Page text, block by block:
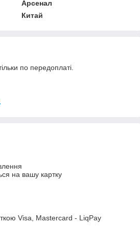
Арсенал
Китай
по передоплаті.
на вашу картку
Visa, Mastercard - LiqPay